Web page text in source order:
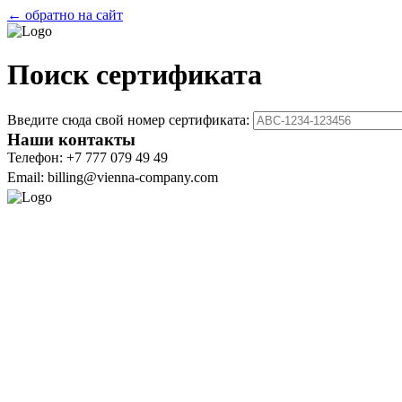
← обратно на сайт
Поиск сертификата
Введите сюда свой номер сертификата:
Наши контакты
Телефон: +7 777 079 49 49
Email: billing@vienna-company.com